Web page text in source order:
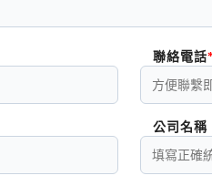
聯絡電話
公司名稱